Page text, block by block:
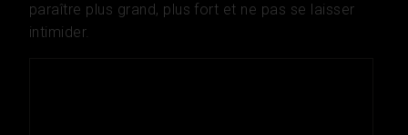
paraître plus grand, plus fort et ne pas se laisser
intimider.